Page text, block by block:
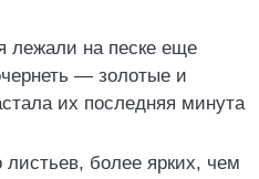
лежали на песке еще
— золотые и
их последняя минута
листьев, более ярких, чем